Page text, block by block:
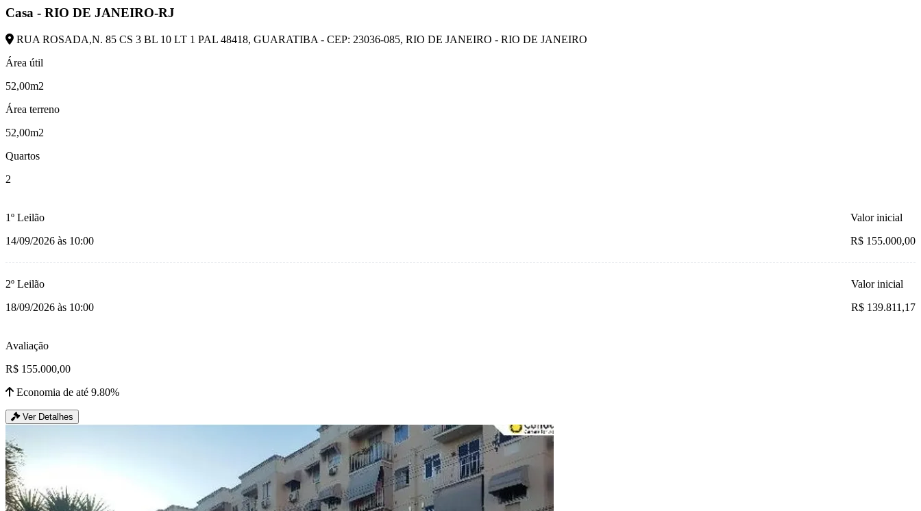
Casa - RIO DE JANEIRO-RJ
RUA ROSADA,N. 85 CS 3 BL 10 LT 1 PAL 48418, GUARATIBA - CEP: 23036-085, RIO DE JANEIRO - RIO DE JANEIRO
Área útil
52,00m2
Área terreno
52,00m2
Quartos
2
1º Leilão
14/09/2026 às 10:00
Valor inicial
R$ 155.000,00
2º Leilão
18/09/2026 às 10:00
Valor inicial
R$ 139.811,17
Avaliação
R$ 155.000,00
Economia de até 9.80%
Ver Detalhes